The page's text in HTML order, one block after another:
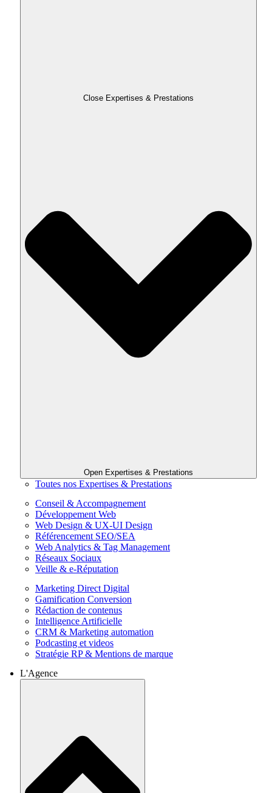
Close Expertises & Prestations
Open Expertises & Prestations
Toutes nos Expertises & Prestations
Conseil & Accompagnement
Développement Web
Web Design & UX-UI Design
Référencement SEO/SEA
Web Analytics & Tag Management
Réseaux Sociaux
Veille & e-Réputation
Marketing Direct Digital
Gamification Conversion
Rédaction de contenus
Intelligence Artificielle
CRM & Marketing automation
Podcasting et videos
Stratégie RP & Mentions de marque
L'Agence